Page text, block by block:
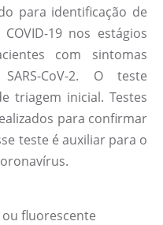
para identificação de
19 nos estágios
com sintomas
CoV-2. O teste
triagem inicial. Testes
para confirmar
teste é auxiliar para o
fluorescente